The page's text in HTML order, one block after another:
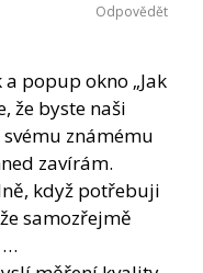
popup okno „Jak
že byste naši
známému
zavírám.
když potřebuji
samozřejmě
Odpovědět